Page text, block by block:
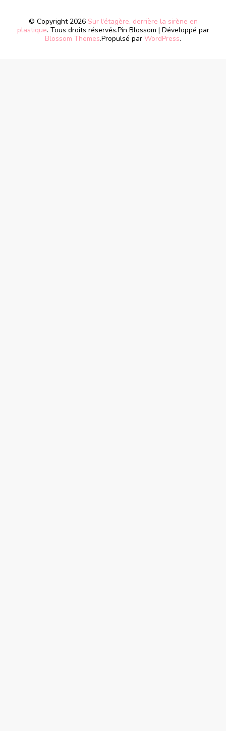
© Copyright 2026 Sur l'étagère, derrière la sirène en
plastique. Tous droits réservés.Pin Blossom | Développé par
Blossom Themes.Propulsé par WordPress.